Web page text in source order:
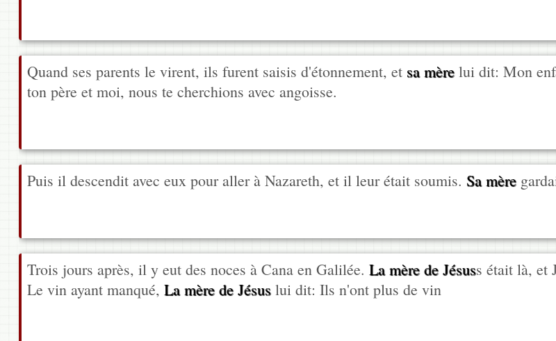
Quand ses parents le virent, ils furent saisis d'étonnement, et sa mèrelui dit: Mon
ton père et moi, nous te cherchions avec angoisse.
Puis il descendit avec eux pour aller à Nazareth, et il leur était soumis. Sa mère
Trois jours après, il y eut des noces à Cana en Galilée. La mère de Jésuss était là, et
Le vin ayant manqué, La mère de Jésuslui dit: Ils n'ont plus de vin